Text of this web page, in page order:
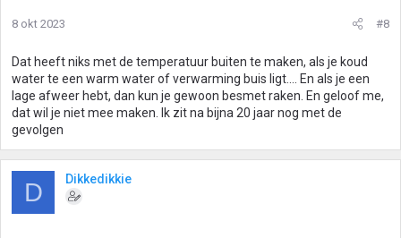
8 okt 2023 #8
Dat heeft niks met de temperatuur buiten te maken, als je koud
water te een warm water of verwarming buis ligt.... En als je een
lage afweer hebt, dan kun je gewoon besmet raken. En geloof me,
dat wil je niet mee maken. Ik zit na bijna 20 jaar nog met de
gevolgen
D Dikkedikkie